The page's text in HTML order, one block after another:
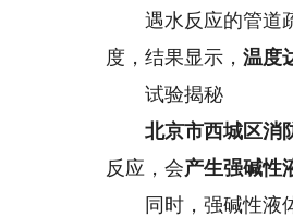
遇水反应的管道疏
度，结果显示，温度
试验揭秘
北京市西城区消
反应，会产生强碱性
同时，强碱性液